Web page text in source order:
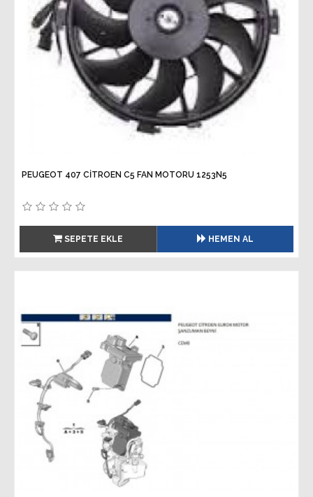
PEUGEOT 407 CİTROEN C5 FAN MOTORU 1253N5
SEPETE EKLE HEMEN AL